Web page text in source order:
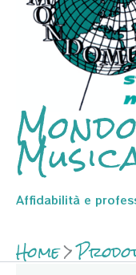
Affidabilità e
Home